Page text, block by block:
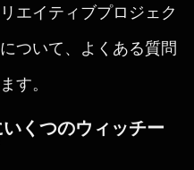
エイティブプロジェク
ついて、よくある質問
す。
くつのウィッチー